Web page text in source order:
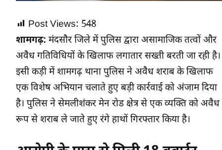
Post Views: 548
शामगढ़: मंदसौर जिले में पुलिस द्वारा असामाजिक तत्वों और
अवैध गतिविधियों के खिलाफ लगातार सख्ती बरती जा रही है।
इसी कड़ी मेंशामगढ़ थाना पुलिस ने अवैध शराब के खिलाफ
एक विशेष अभियान चलाते हुए बड़ी कार्रवाई को अंजाम दिया
है। पुलिस ने सेमलीशंकर मेन रोड क्षेत्र से एक व्यक्ति को अवैध
रूप से शराब ले जाते हुए रंगे हाथों गिरफ्तार किया है।